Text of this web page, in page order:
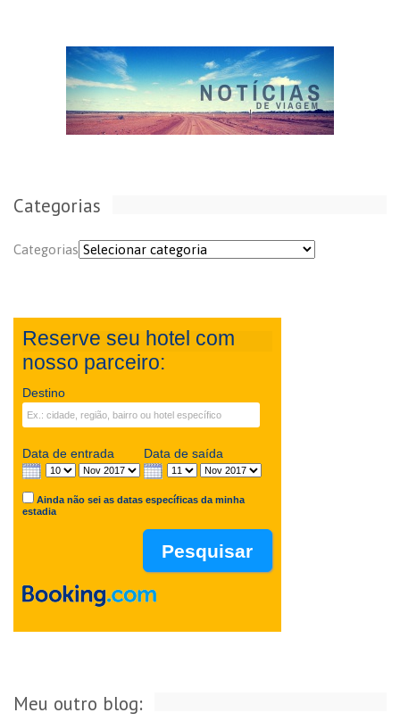
Categorias
Categorias
Reserve seu hotel com
nosso parceiro:
Destino
Data de entrada Data de saída
Ainda não sei as datas específicas da minha
estadia
Meu outro blog: